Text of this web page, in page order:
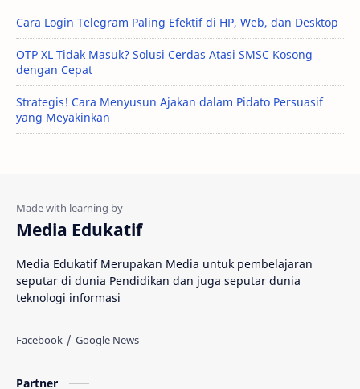
Cara Login Telegram Paling Efektif di HP, Web, dan Desktop
OTP XL Tidak Masuk? Solusi Cerdas Atasi SMSC Kosong
dengan Cepat
Strategis! Cara Menyusun Ajakan dalam Pidato Persuasif
yang Meyakinkan
Media Edukatif
Media Edukatif Merupakan Media untuk pembelajaran
seputar di dunia Pendidikan dan juga seputar dunia
teknologi informasi
Partner